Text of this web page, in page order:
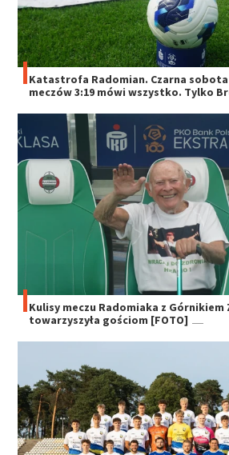
Katastrofa Radomian. Czarna
meczów 3:19 mówi wszystko. Tylko
Kulisy meczu Radomiaka z Górnikiem
towarzyszyła gościom [FOTO]